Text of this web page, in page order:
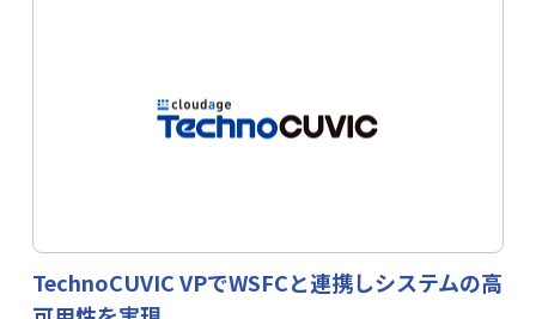
TechnoCUVIC VPでWSFCと連携しシステムの高